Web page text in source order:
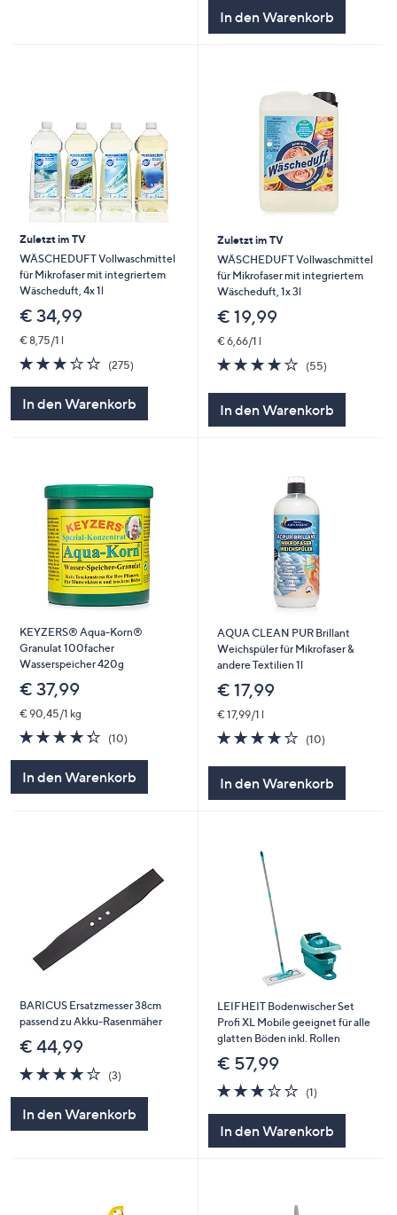
In den Warenkorb
Zuletzt im TV
WÄSCHEDUFT Vollwaschmittel
für Mikrofaser mit integriertem
Wäscheduft, 4x 1l
€ 34,99
€ 8,75/1 l
2.9
von
(275)275
In den Warenkorb
Zuletzt im TV
WÄSCHEDUFT Vollwaschmittel
für Mikrofaser mit integriertem
Wäscheduft, 1x 3l
€ 19,99
€ 6,66/1 l
3.9
von
5
(55)
In den Warenkorb
KEYZERS® Aqua-Korn®
Granulat 100facher
Wasserspeicher 420g
€ 37,99
€ 90,45/1 kg
4.3
von
(10)10
In den Warenkorb
AQUA CLEAN PUR Brillant
Weichspüler für Mikrofaser &
andere Textilien 1l
€ 17,99
€ 17,99/1 l
4.2
von
5
(10)10
In den Warenkorb
BARICUS Ersatzmesser 38cm
passend zu Akku-Rasenmäher
€ 44,99
3.7
von
(3)3
In den Warenkorb
LEIFHEIT Bodenwischer Set
Profi XL Mobile geeignet für alle
glatten Böden inkl. Rollen
€ 57,99
3.0
von
(1)1
In den Warenkorb